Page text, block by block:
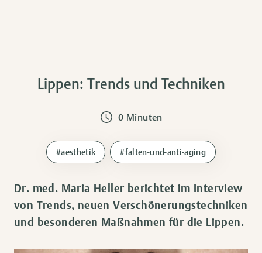
Lippen: Trends und Techniken
0 Minuten
#aesthetik #falten-und-anti-aging
Dr. med. Maria Heller berichtet im Interview
von Trends, neuen Verschönerungstechniken
und besonderen Maßnahmen für die Lippen.